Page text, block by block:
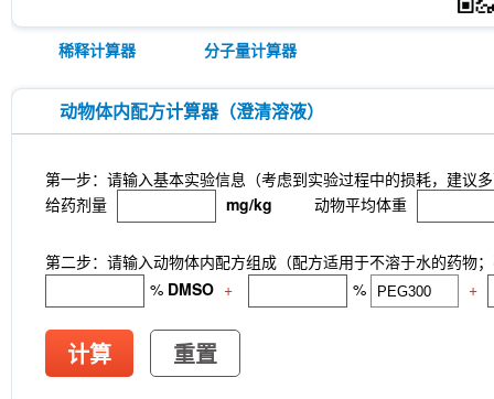
稀释计算器 分子量计算器
动物体内配方计算器（澄清溶液）
第一步：请输入基本实验信息（考虑到实验过程中的损耗，建议
给药剂量
mg/kg 动物平均体重
第二步：请输入动物体内配方组成（配方适用于不溶于水的药物
% DMSO + % +
计算 重置